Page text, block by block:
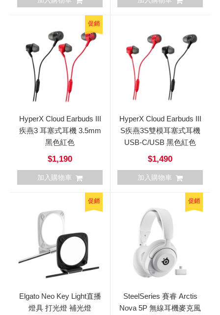
促銷
HyperX Cloud Earbuds III
疾燕3 耳塞式耳機 3.5mm
黑色紅色
$1,190
加入購物車
HyperX Cloud Earbuds III
S疾燕3S雙模耳塞式耳機
USB-C/USB 黑色紅色
$1,490
加入購物車
促銷
Elgato Neo Key Light直播
燈具 打光燈 補光燈
促銷
SteelSeries 賽睿 Arctis
Nova 5P 無線耳機麥克風